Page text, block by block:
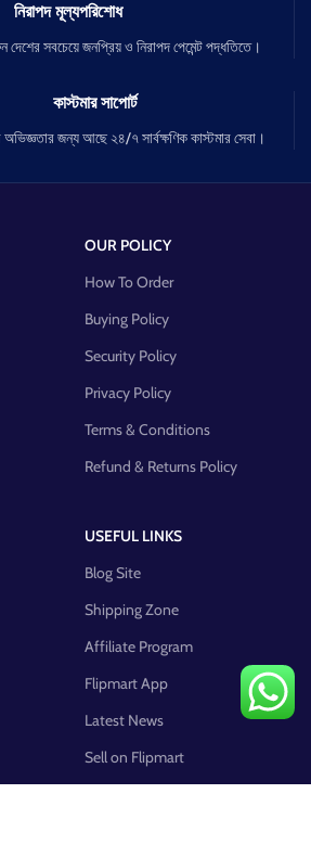
নিরাপদ মূল্যপরিশোধ
সবচেয়ে জনপ্রিয় ও নিরাপদ পেমেন্ট পদ্ধতিতে।
কাস্টমার সাপোর্ট
অভিজ্ঞতার জন্য আছে ২৪/৭ সার্বক্ষণিক কাস্টমার সেবা।
OUR POLICY
How To Order
Buying Policy
Security Policy
Privacy Policy
Terms & Conditions
Refund & Returns Policy
USEFUL LINKS
Blog Site
Shipping Zone
Affiliate Program
Flipmart App
Latest News
Sell on Flipmart